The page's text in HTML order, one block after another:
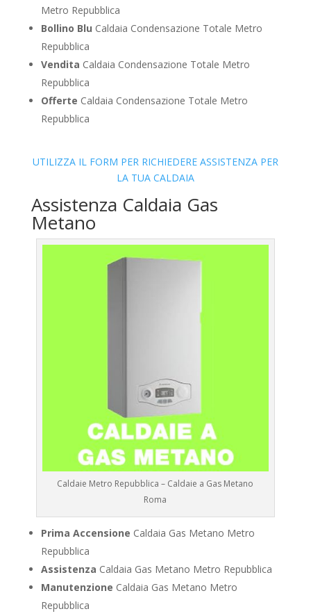
Metro Repubblica
Bollino Blu Caldaia Condensazione Totale Metro
Repubblica
Vendita Caldaia Condensazione Totale Metro
Repubblica
Offerte Caldaia Condensazione Totale Metro
Repubblica
UTILIZZA IL FORM PER RICHIEDERE ASSISTENZA PER
LA TUA CALDAIA
Assistenza Caldaia Gas
Metano
Caldaie Metro Repubblica – Caldaie a Gas Metano
Roma
Prima Accensione Caldaia Gas Metano Metro
Repubblica
Assistenza Caldaia Gas Metano Metro Repubblica
Manutenzione Caldaia Gas Metano Metro
Repubblica